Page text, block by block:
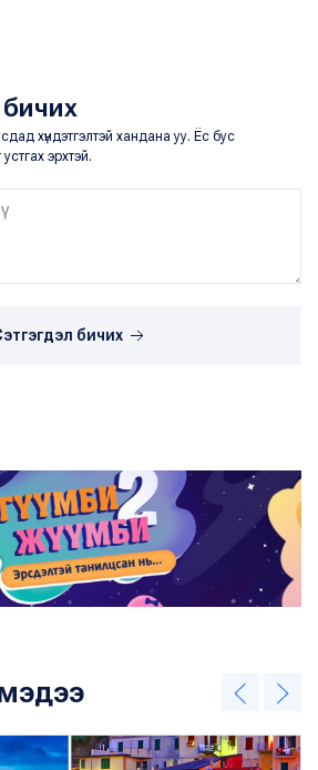
хүндэтгэлтэй хандана уу. Ёс бус
эрхтэй.
бичих